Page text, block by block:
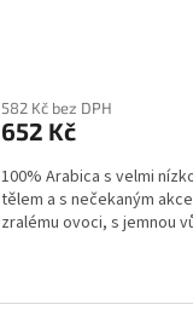
582 Kč bez DPH
652 Kč
100% Arabica s velmi
tělem a s nečekaným
zralému ovoci, s jemnou